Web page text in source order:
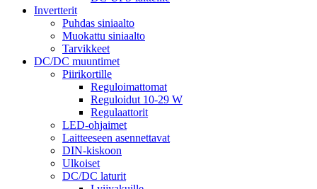
Invertterit
Puhdas siniaalto
Muokattu siniaalto
Tarvikkeet
DC/DC muuntimet
Piirikortille
Reguloimattomat
Reguloidut 10-29 W
Regulaattorit
LED-ohjaimet
Laitteeseen asennettavat
DIN-kiskoon
Ulkoiset
DC/DC laturit